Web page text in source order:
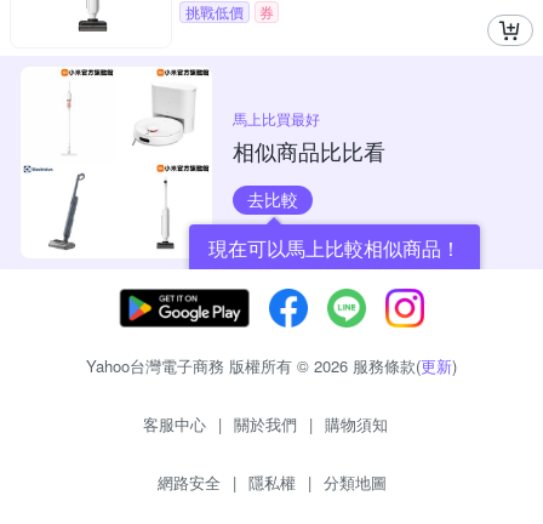
挑戰低價 券
馬上比買最好
相似商品比比看
去比較
現在可以馬上比較相似商品！
Yahoo台灣電子商務 版權所有 © 2026 服務條款(更新)
客服中心 | 關於我們 | 購物須知
網路安全 | 隱私權 | 分類地圖